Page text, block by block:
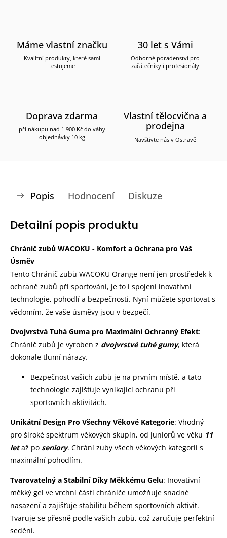
Máme vlastní značku
Kvalitní produkty, které sami
testujeme
30 let s Vámi
Odborné poradenství pro
začátečníky i profesionály
Doprava zdarma
při nákupu nad 1 900 Kč do váhy
objednávky 10 kg
Vlastní tělocvična a
prodejna
Navštivte nás v Ostravě
Popis Hodnocení Diskuze
Detailní popis produktu
Chránič zubů WACOKU - Komfort a Ochrana pro Váš
Úsměv
Tento Chránič zubů WACOKU Orange není jen prostředek k
ochraně zubů při sportování, je to i spojení inovativní
technologie, pohodlí a bezpečnosti. Nyní můžete sportovat s
vědomím, že vaše úsměvy jsou v bezpečí.
Dvojvrstvá Tuhá Guma pro Maximální Ochranný Efekt:
Chránič zubů je vyroben z dvojvrstvé tuhé gumy, která
dokonale tlumí nárazy.
Bezpečnost vašich zubů je na prvním místě, a tato
technologie zajišťuje vynikající ochranu při
sportovních aktivitách.
Unikátní Design Pro Všechny Věkové Kategorie: Vhodný
pro široké spektrum věkových skupin, od juniorů ve věku 11
letaž po seniory. Chrání zuby všech věkových kategorií s
maximální pohodlím.
Tvarovatelný a Stabilní Díky Měkkému Gelu: Inovativní
měkký gel ve vrchní části chrániče umožňuje snadné
nasazení a zajišťuje stabilitu během sportovních aktivit.
Tvaruje se přesně podle vašich zubů, což zaručuje perfektní
sedění.